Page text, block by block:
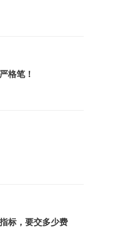
格笔！
标，要交多少费